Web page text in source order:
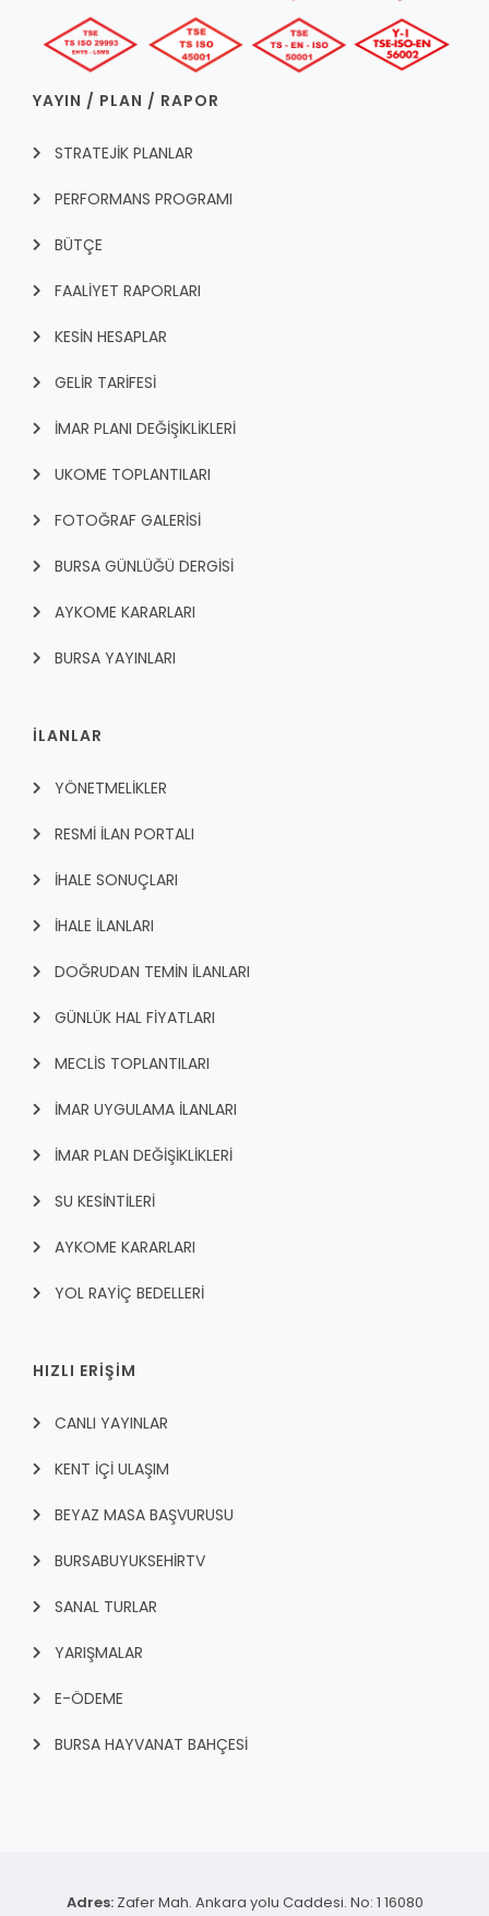
YAYIN / PLAN / RAPOR
STRATEJİK PLANLAR
PERFORMANS PROGRAMI
BÜTÇE
FAALİYET RAPORLARI
KESİN HESAPLAR
GELİR TARİFESİ
İMAR PLANI DEĞİŞİKLİKLERİ
UKOME TOPLANTILARI
FOTOĞRAF GALERİSİ
BURSA GÜNLÜĞÜ DERGİSİ
AYKOME KARARLARI
BURSA YAYINLARI
İLANLAR
YÖNETMELİKLER
RESMİ İLAN PORTALI
İHALE SONUÇLARI
İHALE İLANLARI
DOĞRUDAN TEMİN İLANLARI
GÜNLÜK HAL FİYATLARI
MECLİS TOPLANTILARI
İMAR UYGULAMA İLANLARI
İMAR PLAN DEĞİŞİKLİKLERİ
SU KESİNTİLERİ
AYKOME KARARLARI
YOL RAYİÇ BEDELLERİ
HIZLI ERİŞİM
CANLI YAYINLAR
KENT İÇI ULAŞIM
BEYAZ MASA BAŞVURUSU
BURSABUYUKSEHIRTV
SANAL TURLAR
YARIŞMALAR
E-ÖDEME
BURSA HAYVANAT BAHÇESİ
Adres:Zafer Mah. Ankara yolu Caddesi. No: 1 16080